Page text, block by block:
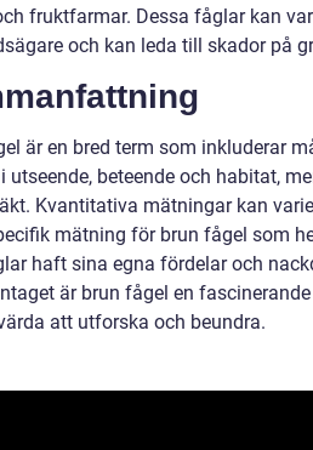
fruktfarmar. Dessa fåglar kan
och kan leda till skador på
är en bred term som inkluderar
utseende, beteende och habitat,
Kvantitativa mätningar kan
mätning för brun fågel som
haft sina egna fördelar och
är brun fågel en
att utforska och beundra.